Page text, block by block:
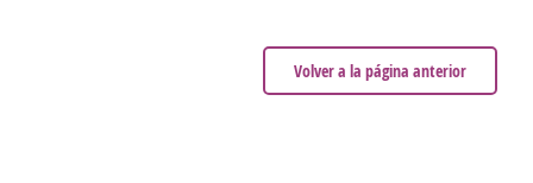
Volver a la página anterior